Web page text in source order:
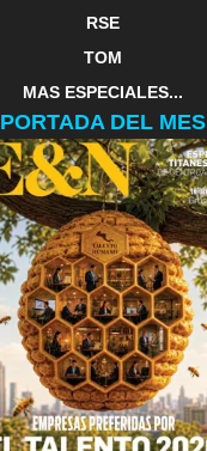
RSE
TOM
MAS ESPECIALES...
PORTADA DEL MES